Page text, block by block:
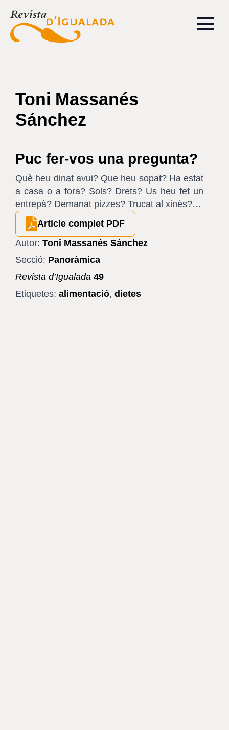
Toni Massanés
Sánchez
Puc fer-vos una pregunta?
Què heu dinat avui? Que heu sopat? Ha estat
a casa o a fora? Sols? Drets? Us heu fet un
entrepà? Demanat pizzes? Trucat al xinès?…
Article complet PDF
Autor: Toni Massanés Sánchez
Secció: Panoràmica
Revista d’Igualada 49
Etiquetes: alimentació, dietes